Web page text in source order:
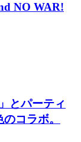
NO WAR!
とパーティ
コラボ。